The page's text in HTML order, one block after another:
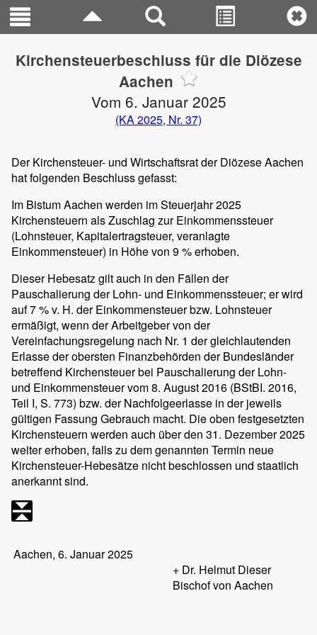
Kirchensteuerbeschluss für die Diözese
Aachen
Vom 6. Januar 2025
(KA 2025, Nr. 37)
Der Kirchensteuer- und Wirtschaftsrat der Diözese Aachen
hat folgenden Beschluss gefasst:
Im Bistum Aachen werden im Steuerjahr 2025
Kirchensteuern als Zuschlag zur Einkommenssteuer
(Lohnsteuer, Kapitalertragsteuer, veranlagte
Einkommensteuer) in Höhe von 9 % erhoben.
Dieser Hebesatz gilt auch in den Fällen der
Pauschalierung der Lohn- und Einkommenssteuer; er wird
auf 7 % v. H. der Einkommensteuer bzw. Lohnsteuer
ermäßigt, wenn der Arbeitgeber von der
Vereinfachungsregelung nach Nr. 1 der gleichlautenden
Erlasse der obersten Finanzbehörden der Bundesländer
betreffend Kirchensteuer bei Pauschalierung der Lohn-
und Einkommensteuer vom 8. August 2016 (BStBI. 2016,
Teil I, S. 773) bzw. der Nachfolgeerlasse in der jeweils
gültigen Fassung Gebrauch macht. Die oben festgesetzten
Kirchensteuern werden auch über den 31. Dezember 2025
weiter erhoben, falls zu dem genannten Termin neue
Kirchensteuer-Hebesätze nicht beschlossen und staatlich
anerkannt sind.
Aachen, 6. Januar 2025
+ Dr. Helmut Dieser
Bischof von Aachen